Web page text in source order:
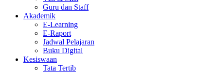
Guru dan Staff
Akademik
E-Learning
E-Raport
Jadwal Pelajaran
Buku Digital
Kesiswaan
Tata Tertib